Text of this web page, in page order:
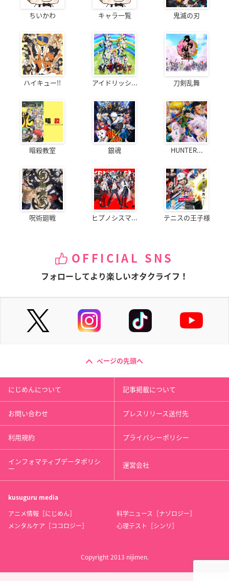
ちいかわ キャラ一覧 鬼滅の刃
ハイキュー!! アイドリッシ... 刀剣乱舞
暗殺教室 銀魂 HUNTER...
呪術廻戦 ヒプノシスマ... テニスの王子様
OFFICIAL SNS
フォローしてより楽しいオタクライフ！
ページの先頭へ
にじめんについて 記事掲載について
お問い合わせ プレスリリース送付先
利用規約 プライバシーポリシー
インフォマティブデータポリシ
ー 運営会社
kusuguru media
アニメ情報［にじめん］
科学ニュース［ナゾロジー］
メンタルケア［ココロジー］
心理テスト［シンリ］
Copyright 2013 nijimen.